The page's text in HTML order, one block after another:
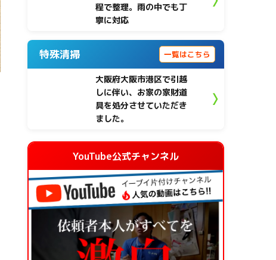
程で整理。雨の中でも丁
寧に対応
特殊清掃 一覧はこちら
大阪府大阪市港区で引越
しに伴い、お家の家財道
具を処分させていただき
ました。
YouTube公式チャンネル